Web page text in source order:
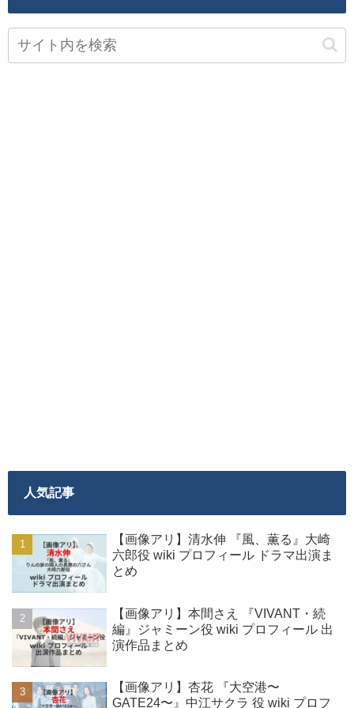
人気記事
【画像アリ】清水伸 『風、薫る』大崎
六郎役 wiki プロフィール ドラマ出演ま
とめ
【画像アリ】本間さえ 『VIVANT・続
編』ジャミーン役 wiki プロフィール 出
演作品まとめ
【画像アリ】杏花 『大空港〜
GATE24〜』中江サクラ 役 wiki プロフ